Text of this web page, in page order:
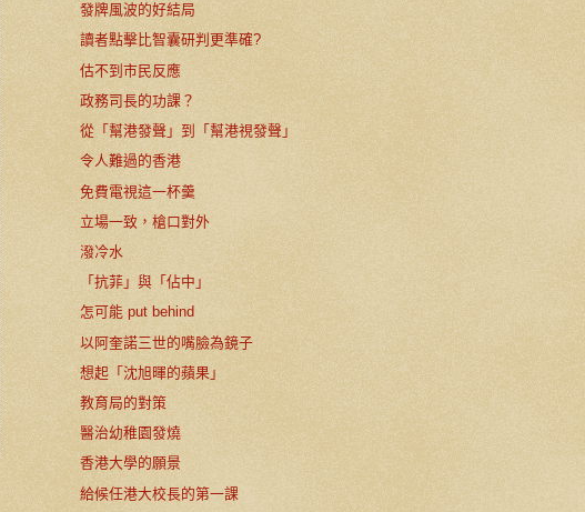
發牌風波的好結局
讀者點擊比智囊研判更準確?
估不到市民反應
政務司長的功課？
從「幫港發聲」到「幫港視發聲」
令人難過的香港
免費電視這一杯羹
立場一致，槍口對外
潑冷水
「抗菲」與「佔中」
怎可能 put behind
以阿奎諾三世的嘴臉為鏡子
想起「沈旭暉的蘋果」
教育局的對策
醫治幼稚園發燒
香港大學的願景
給候任港大校長的第一課